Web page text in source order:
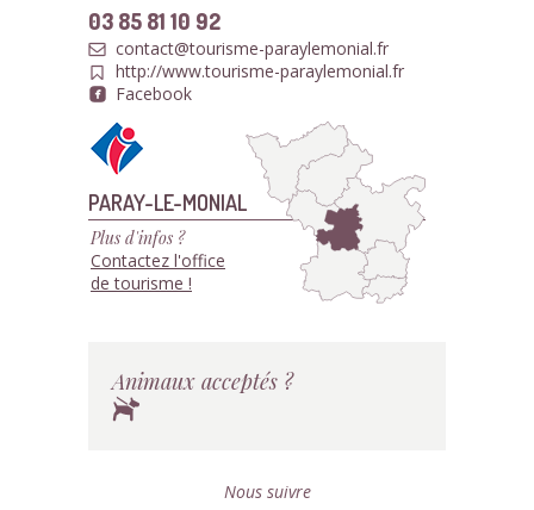
03 85 81 10 92
contact@tourisme-paraylemonial.fr
http://www.tourisme-paraylemonial.fr
Facebook
PARAY-LE-MONIAL
Plus d'infos ?
Contactez l'office
de tourisme !
Animaux acceptés ?
Nous suivre